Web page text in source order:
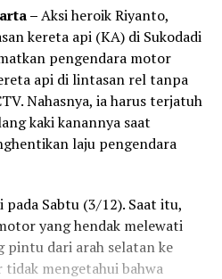
–Aksi heroik Riyanto,
kereta api (KA) di Sukodadi
pengendara motor
api di lintasan rel tanpa
Nahasnya, ia harus terjatuh
kaki kanannya saat
laju pengendara
Sabtu (3/12). Saat itu,
yang hendak melewati
dari arah selatan ke
mengetahui bahwa